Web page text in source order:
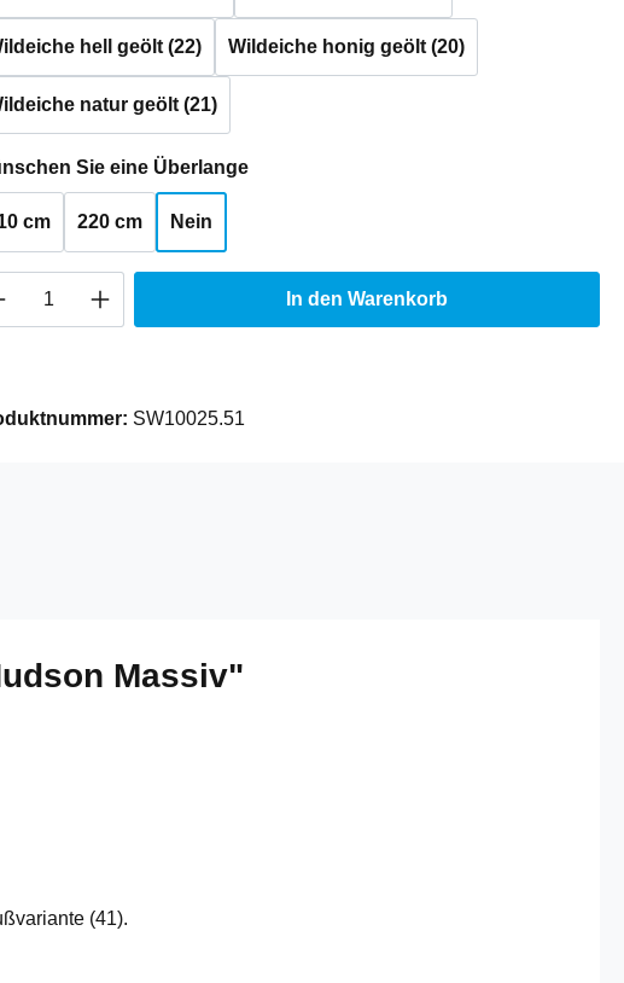
hell geölt (22) Wildeiche honig geölt (20)
natur geölt (21)
Sie eine Überlangeauswählen
cm 220 cm Nein
Anzahl: Gib den gewünschten Wert ein
In den Warenkorb
SW10025.51
Massiv"
(41).